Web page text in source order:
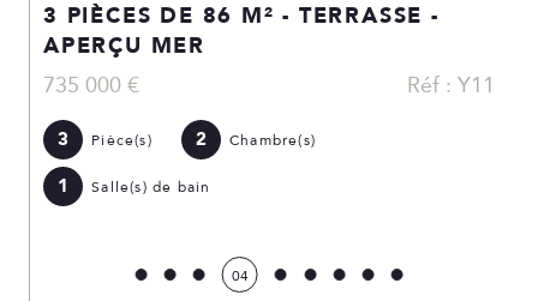
3 PIÈCES DE 86 M² - TERRASSE -
APERÇU MER
735 000 €
Réf : Y11
3 Pièce(s) 2 Chambre(s)
1 Salle(s) de bain
04